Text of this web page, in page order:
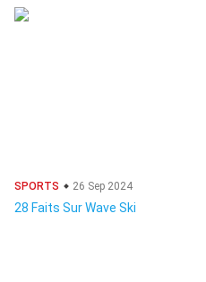
SPORTS 26 Sep 2024
28 Faits Sur Wave Ski